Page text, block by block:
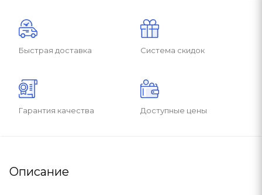
Быстрая доставка Система скидок
Гарантия качества Доступные цены
Описание